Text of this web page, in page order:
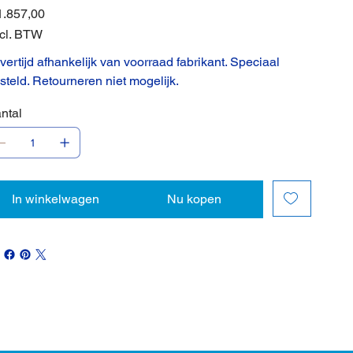
BTW
afhankelijk van voorraad fabrikant. Speciaal
Retourneren niet mogelijk.
In winkelwagen Nu kopen